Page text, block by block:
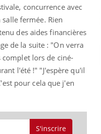
concurrence avec
fermée. Rien
des aides financières
de la suite : "On verra
lors de ciné-
l'été !" "J'espère qu'il
pour cela que j'en
S'inscrire